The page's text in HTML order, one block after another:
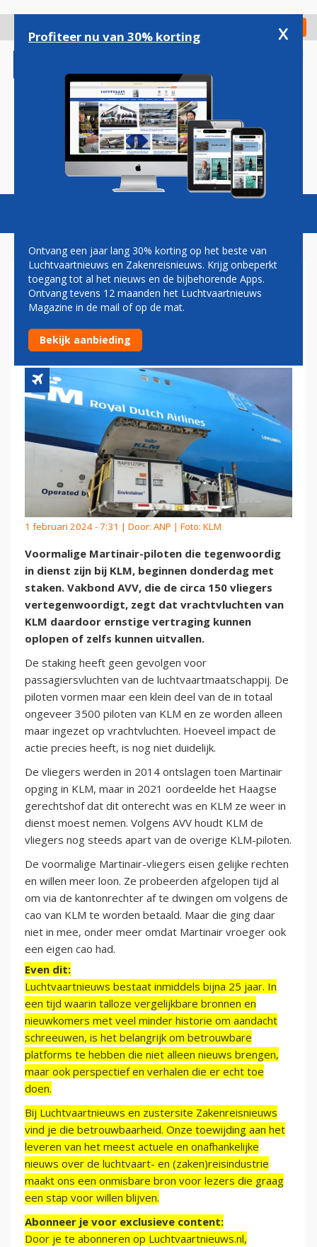
gaan
Check in
Magazine Podcasts Vacatures
VOORMALIGE MARTINAIR-
PILOTEN BEGINNEN MET
STAKING BIJ KLM CARGO
1 februari 2024 - 7:31 | Door: ANP | Foto: KLM
Voormalige Martinair-piloten die tegenwoordig
in dienst zijn bij KLM, beginnen donderdag met
staken. Vakbond AVV, die de circa 150 vliegers
vertegenwoordigt, zegt dat vrachtvluchten van
KLM daardoor ernstige vertraging kunnen
oplopen of zelfs kunnen uitvallen.
De staking heeft geen gevolgen voor
passagiersvluchten van de luchtvaartmaatschappij. De
piloten vormen maar een klein deel van de in totaal
ongeveer 3500 piloten van KLM en ze worden alleen
maar ingezet op vrachtvluchten. Hoeveel impact de
actie precies heeft, is nog niet duidelijk.
De vliegers werden in 2014 ontslagen toen Martinair
opging in KLM, maar in 2021 oordeelde het Haagse
gerechtshof dat dit onterecht was en KLM ze weer in
dienst moest nemen. Volgens AVV houdt KLM de
vliegers nog steeds apart van de overige KLM-piloten.
De voormalige Martinair-vliegers eisen gelijke rechten
en willen meer loon. Ze probeerden afgelopen tijd al
om via de kantonrechter af te dwingen om volgens de
cao van KLM te worden betaald. Maar die ging daar
niet in mee, onder meer omdat Martinair vroeger ook
een eigen cao had.
Even dit:
Luchtvaartnieuws bestaat inmiddels bijna 25 jaar. In
een tijd waarin talloze vergelijkbare bronnen en
nieuwkomers met veel minder historie om aandacht
schreeuwen, is het belangrijk om betrouwbare
platforms te hebben die niet alleen nieuws brengen,
maar ook perspectief en verhalen die er echt toe
doen.
Bij Luchtvaartnieuws en zustersite Zakenreisnieuws
vind je die betrouwbaarheid. Onze toewijding aan het
leveren van het meest actuele en onafhankelijke
nieuws over de luchtvaart- en (zaken)reisindustrie
maakt ons een onmisbare bron voor lezers die graag
een stap voor willen blijven.
Abonneer je voor exclusieve content:
Door je te abonneren op Luchtvaartnieuws.nl,
Profiteer nu van 30% korting x
Ontvang een jaar lang 30% korting op het beste van
Luchtvaartnieuws en Zakenreisnieuws. Krijg onbeperkt
toegang tot al het nieuws en de bijbehorende Apps.
Ontvang tevens 12 maanden het Luchtvaartnieuws
Magazine in de mail of op de mat.
Bekijk aanbieding